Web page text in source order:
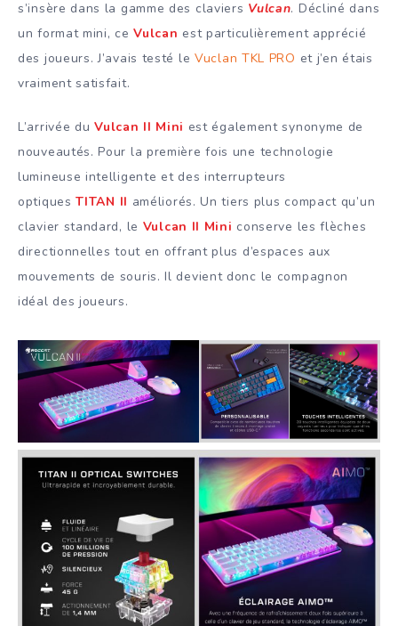
s’insère dans la gamme des claviers Vulcan. Décliné dans
un format mini, ceVulcan est particulièrement apprécié
des joueurs. J’avais testé le Vuclan TKL PRO et j’en étais
vraiment satisfait.
L’arrivée duVulcan II Mini est également synonyme de
nouveautés. Pour la première fois une technologie
lumineuse intelligente et des interrupteurs
optiquesTITAN II améliorés. Un tiers plus compact qu’un
clavier standard, le Vulcan II Mini conserve les flèches
directionnelles tout en offrant plus d’espaces aux
mouvements de souris. Il devient donc le compagnon
idéal des joueurs.